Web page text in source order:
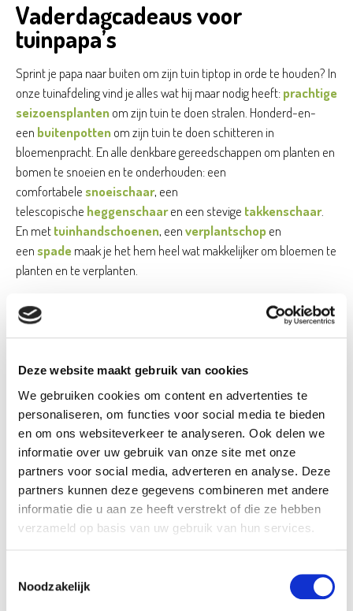
Deze website maakt gebruik van cookies
We gebruiken cookies om content en advertenties te
personaliseren, om functies voor social media te bieden
en om ons websiteverkeer te analyseren. Ook delen we
informatie over uw gebruik van onze site met onze
partners voor social media, adverteren en analyse. Deze
partners kunnen deze gegevens combineren met andere
informatie die u aan ze heeft verstrekt of die ze hebben
verzameld op basis van uw gebruik van hun services.
Noodzakelijk
Vaderdagcadeaus voor
tuinpapa’s
Sprint je papa naar buiten om zijn tuin tiptop in orde te houden? In
onze tuinafdeling vind je alles wat hij maar nodig heeft:prachtige
seizoensplantenom zijn tuin te doen stralen. Honderd-en-
een buitenpottenom zijn tuin te doen schitteren in
bloemenpracht. En alle denkbare gereedschappen om planten en
bomen te snoeien en te onderhouden: een
comfortabelesnoeischaar, een
telescopische heggenschaaren een stevige takkenschaar.
En mettuinhandschoenen, eenverplantschopen
eenspademaak je het hem heel wat makkelijker om bloemen te
planten en te verplanten.